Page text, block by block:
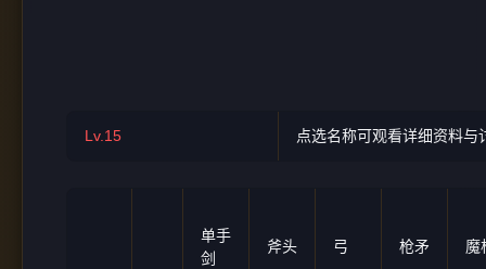
Lv.15 点选名称可观看详细资料与
单手
剑
斧头 弓 枪矛 魔